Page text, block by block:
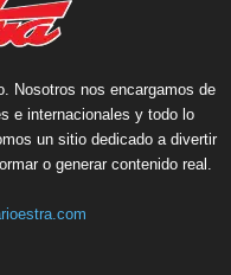
Nosotros nos encargamos de
e internacionales y todo lo
un sitio dedicado a divertir
o generar contenido real.